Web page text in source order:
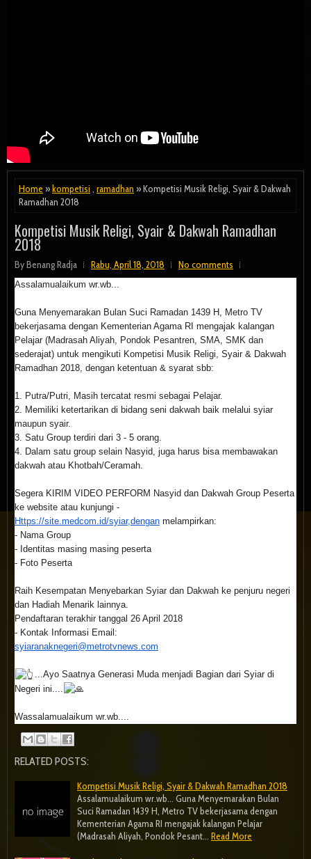
Home »kompetisi , ramadhan » Kompetisi Musik Religi, Syair & Dakwah
Ramadhan 2018
Kompetisi Musik Religi, Syair & Dakwah Ramadhan
2018
ByBenang Radja Rabu, April 18, 2018 No comments
Assalamualaikum wr.wb...
Guna Menyemarakan Bulan Suci Ramadan 1439 H, Metro TV
bekerjasama dengan Kementerian Agama RI mengajak kalangan
Pelajar (Madrasah Aliyah, Pondok Pesantren, SMA, SMK dan
sederajat) untuk mengikuti Kompetisi Musik Religi, Syair & Dakwah
Ramadhan 2018, dengan ketentuan & syarat sbb:
1. Putra/Putri, Masih tercatat resmi sebagai Pelajar.
2. Memiliki ketertarikan di bidang seni dakwah baik melalui syiar
maupun syair.
3. Satu Group terdiri dari 3 - 5 orang.
4. Dalam satu group selain Nasyid, juga harus bisa membawakan
dakwah atau Khotbah/Ceramah.
Segera KIRIM VIDEO PERFORM Nasyid dan Dakwah Group Peserta
ke website atau kunjungi -
Https://site.medcom.id/syiar,dengan melampirkan:
- Nama Group
- Identitas masing masing peserta
- Foto Peserta
Raih Kesempatan Menyebarkan Syiar dan Dakwah ke penjuru negeri
dan Hadiah Menarik lainnya.
Pendaftaran terakhir tanggal 26 April 2018
- Kontak Informasi Email:
syiaranaknegeri@metrotvnews. com
...Ayo Saatnya Generasi Muda menjadi Bagian dari Syiar di
Negeri ini....
Wassalamualaikum wr.wb....
RELATED POSTS:
Kompetisi Musik Religi, Syair & Dakwah Ramadhan 2018
Assalamualaikum wr.wb... Guna Menyemarakan Bulan
Suci Ramadan 1439 H, Metro TV bekerjasama dengan
Kementerian Agama RI mengajak kalangan Pelajar
(Madrasah Aliyah, Pondok Pesant… Read More